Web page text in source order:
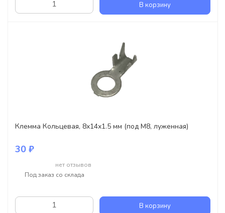
В корзину
Клемма Кольцевая, 8x14x1.5 мм (под M8, луженная)
30 ₽
нет отзывов
Под заказ со склада
В корзину